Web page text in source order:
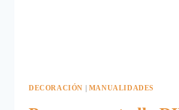
DECORACIÓN MANUALIDADES